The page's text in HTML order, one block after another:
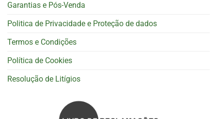
Garantias e Pós-Venda
Politica de Privacidade e Proteção de dados
Termos e Condições
Política de Cookies
Resolução de Litígios